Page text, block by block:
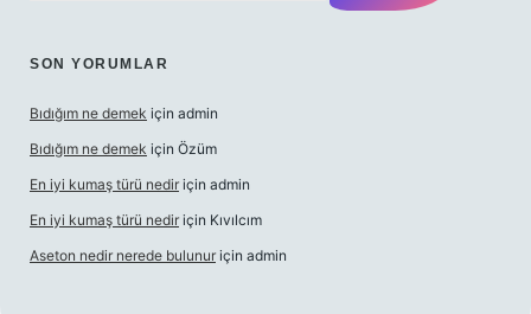
SON YORUMLAR
Bıdığım ne demek için admin
Bıdığım ne demek için Özüm
En iyi kumaş türü nedir için admin
En iyi kumaş türü nedir için Kıvılcım
Aseton nedir nerede bulunur için admin